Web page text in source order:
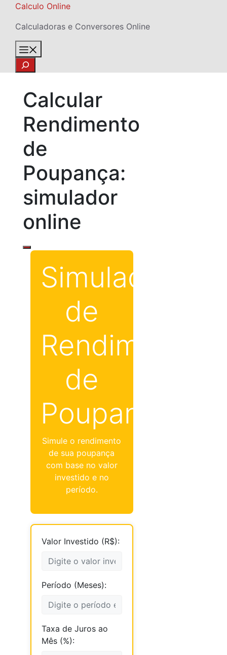
Skip
content
Calculo Online
Calculadoras e Conversores Online
Search
Calcular
Rendimento
de
Poupança:
simulador
online
Simulador
de
Rendimento
de
Poupança
Simule o rendimento
de sua poupança
com base no valor
investido e no
período.
Valor Investido (R$):
Período (Meses):
Taxa de Juros ao
Mês (%):